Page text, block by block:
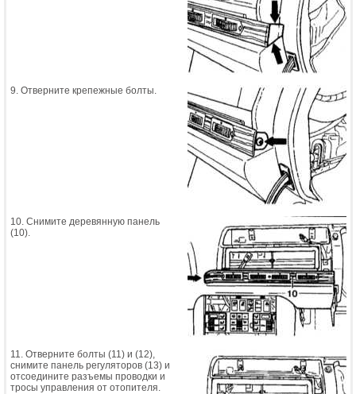
9. Отверните крепежные болты.
10. Снимите деревянную панель
(10).
11. Отверните болты (11) и (12),
снимите панель регуляторов (13) и
отсоедините разъемы проводки и
тросы управления от отопителя.